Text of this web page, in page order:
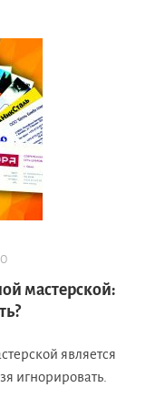
0
мастерской:
является
игнорировать.